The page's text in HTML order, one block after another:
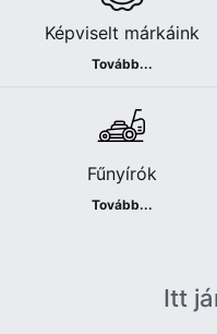
Képviselt márkáink
Tovább...
Fűnyírók
Tovább...
Itt